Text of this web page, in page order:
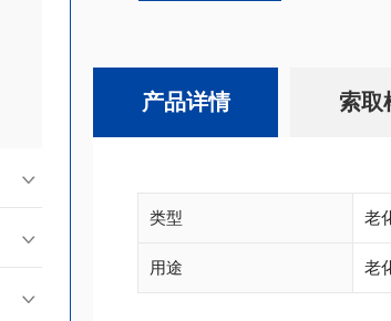
产品详情 索取
类型 老
用途 老